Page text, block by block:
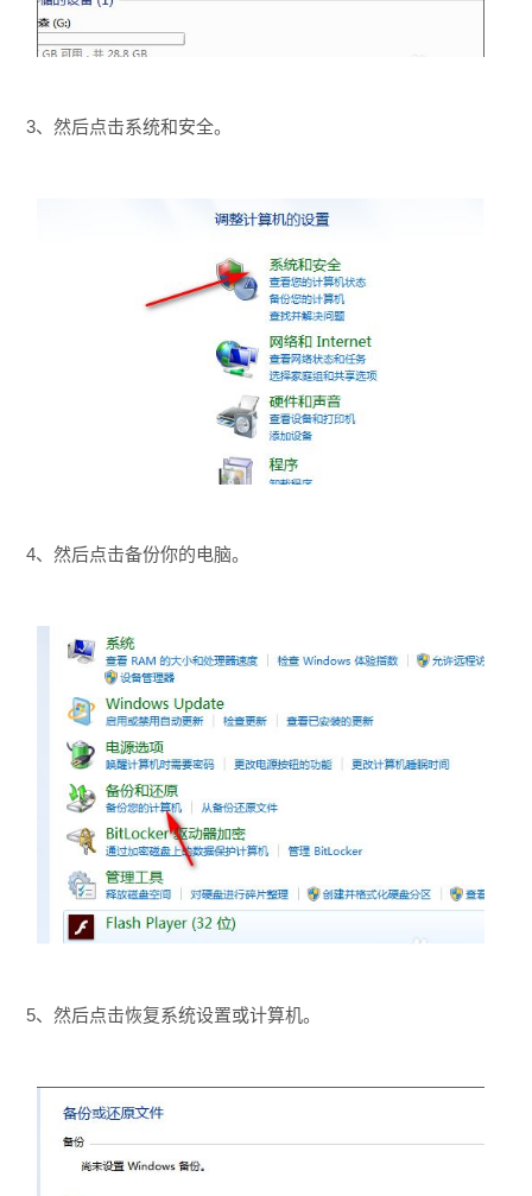
3、然后点击系统和安全。
4、然后点击备份你的电脑。
5、然后点击恢复系统设置或计算机。